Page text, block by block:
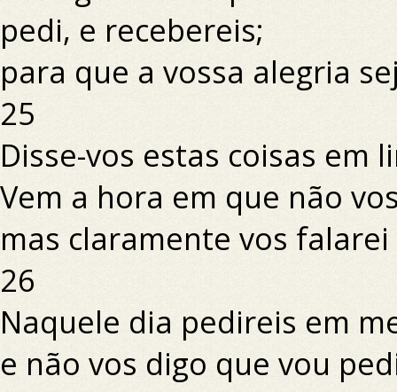
pedi, e recebereis;
para que a vossa alegria
25
Disse-vos estas coisas em
Vem a hora em que não
mas claramente vos falarei
26
Naquele dia pedireis em
e não vos digo que vou